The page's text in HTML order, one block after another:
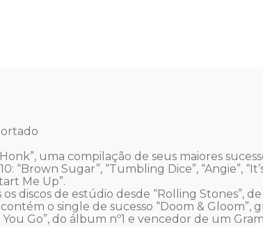
uma compilação de seus maiores
“Brown Sugar”, “Tumbling Dice”, “Angie”,
Me Up”.
discos de estúdio desde “Rolling Stones”, de
o single de sucesso “Doom & Gloom”,
You Go”, do álbum nº1 e vencedor de um